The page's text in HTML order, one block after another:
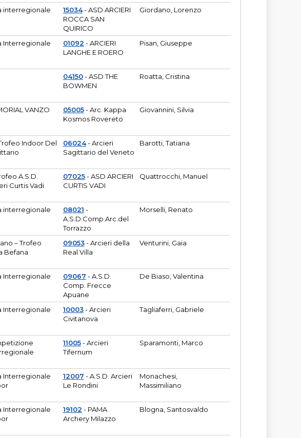
interregionale 15034- ASD ARCIERI
ROCCA SAN
QUIRICO
Giordano, Lorenzo
Interregionale
01092 - ARCIERI
LANGHE E ROERO
Pisan, Giuseppe
04150- ASD THE
BOWMEN
Roatta, Cristina
VANZO 05005- Arc. Kappa
Kosmos Rovereto
Giovannini, Silvia
Indoor Del
06024- Arcieri
Sagittario del Veneto
Barotti, Tatiana
A.S.D.
Curtis Vadi
07025- ASD ARCIERI
CURTIS VADI
Quattrocchi, Manuel
interregionale
08021 -
A.S.D.Comp.Arc.del
Torrazzo
Morselli, Renato
– Trofeo
Befana
09053- Arcieri della
Real Villa
Venturini, Gaia
Interregionale 09067 - A.S.D.
Comp. Frecce
Apuane
De Biaso, Valentina
Interregionale 10003- Arcieri
Civitanova
Tagliaferri, Gabriele
11005- Arcieri
Tifernum
Sparamonti, Marco
Interregionale
12007 - A.S.D. Arcieri
Le Rondini
Monachesi,
Massimiliano
Interregionale
19102 - PAMA
Archery Milazzo
Blogna, Santosvaldo